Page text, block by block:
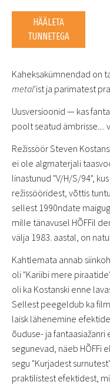
HÄÄLETA
TUNNETEGA
Kaheksakümnendad on
metal'ist ja parimatest
Uusversioonid — kas
poolt seatud ämbrisse....
Režissöör Steven
ei ole algmaterjali
linastunud "V/H/S/94",
režissööridest, võttis
sellest 1990ndate
mille tänavusel HÕFFil
välja 1983. aastal, on
Kahtlemata annab
oli "Kariibi mere
oli ka Kostanski enne
Sellest peegeldub ka
laisk lähenemine
õuduse- ja
segunevad, näeb HÕFFi
segu "Kurjadest surnutest",
praktilistest efektidest,